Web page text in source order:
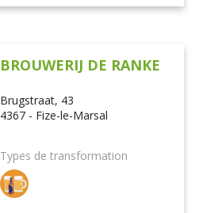
BROUWERIJ DE RANKE
Brugstraat, 43
4367 - Fize-le-Marsal
Types de transformation